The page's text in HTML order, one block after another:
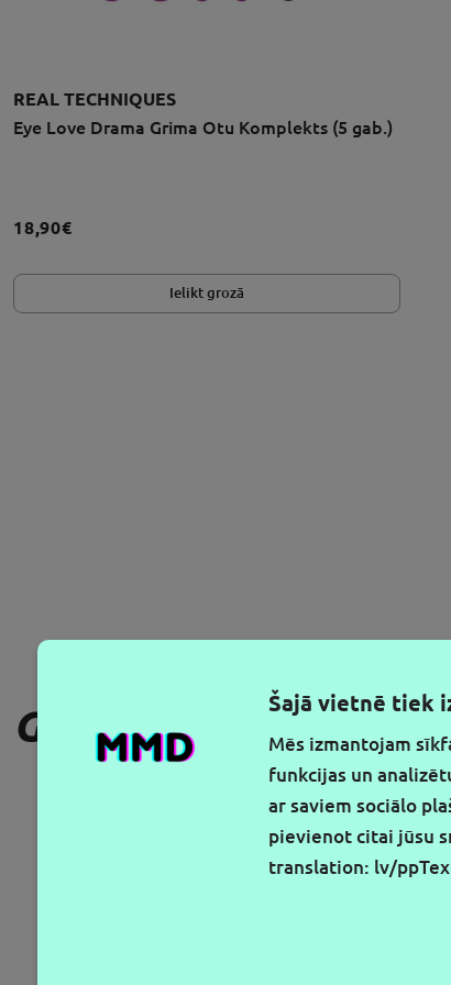
REAL TECHNIQUES
Eye Love Drama Grima Otu Komplekts (5 gab.)
18,90€
Ielikt grozā
GAUKITE
Šajā vietnē tiek
Mēs izmantojam
funkcijas un
ar saviem sociālo
pievienot citai jūsu
translation: lv/